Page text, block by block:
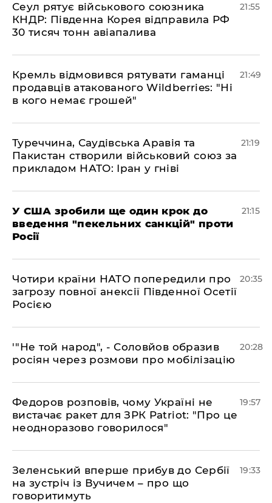
​Сеул рятує військового союзника
КНДР: Південна Корея відправила РФ
30 тисяч тонн авіапалива
21:55
​Кремль відмовився рятувати гаманці
продавців атакованого Wildberries: "Ні
в кого немає грошей"
21:49
​Туреччина, Саудівська Аравія та
Пакистан створили військовий союз за
прикладом НАТО: Іран у гніві
21:19
​У США зробили ще один крок до
введення "пекельних санкцій" проти
Росії
21:15
​Чотири країни НАТО попередили про
загрозу повної анексії Південної Осетії
Росією
20:35
​'"Не той народ", - Соловйов образив
росіян через розмови про мобілізацію
20:28
​Федоров розповів, чому Україні не
вистачає ракет для ЗРК Patriot: "Про це
неодноразово говорилося"
19:57
​Зеленський вперше прибув до Сербії
на зустріч із Вучичем – про що
говоритимуть
19:33